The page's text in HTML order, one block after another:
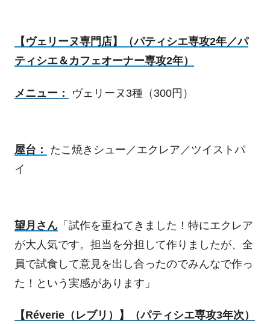
【ヴェリーヌ専門店】（パティシエ専攻2年／パ
ティシエ＆カフェオーナー専攻2年）
メニュー： ヴェリーヌ 3種（ 300円）
屋台：
たこ焼きシュー／エクレア／ツイストパ
イ
望月さん「試作を重ねてきました！特にエクレア
が大人気です。担当を分担して作りましたが、全
員で試食して意見を出し合ったのでみんなで作っ
た！という実感があります」
【Réverie（レブリ）】（パティシエ専攻3年次）